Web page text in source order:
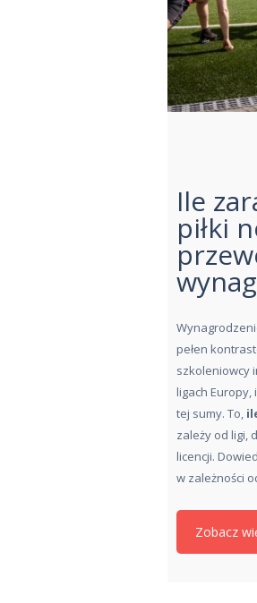
MAPA STRONY
Ile
piłki
pełen
szkoleniowcy
ligach Europy,
tej sumy. To,
zależy od ligi,
licencji.
w zależności
Zobacz